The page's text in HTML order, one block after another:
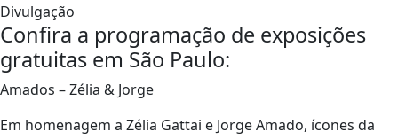
Divulgação
Confira a programação de exposições
gratuitas em São Paulo:
Amados – Zélia & Jorge
Em homenagem a Zélia Gattai e Jorge Amado, ícones da